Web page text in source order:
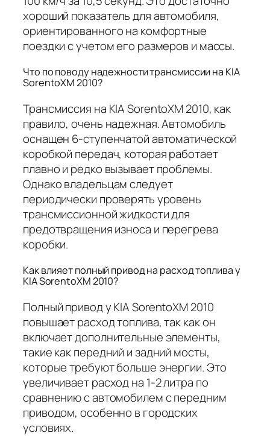
хороший показатель для автомобиля,
ориентированного на комфортные
поездки с учетом его размеров и массы.
Что по поводу надежности трансмиссии на KIA
SorentoXM 2010?
Трансмиссия на KIA SorentoXM 2010, как
правило, очень надежная. Автомобиль
оснащен 6-ступенчатой автоматической
коробкой передач, которая работает
плавно и редко вызывает проблемы.
Однако владельцам следует
периодически проверять уровень
трансмиссионной жидкости для
предотвращения износа и перегрева
коробки.
Как влияет полный привод на расход топлива у
KIA SorentoXM 2010?
Полный привод у KIA SorentoXM 2010
повышает расход топлива, так как он
включает дополнительные элементы,
такие как передний и задний мосты,
которые требуют больше энергии. Это
увеличивает расход на 1-2 литра по
сравнению с автомобилем с передним
приводом, особенно в городских
условиях.